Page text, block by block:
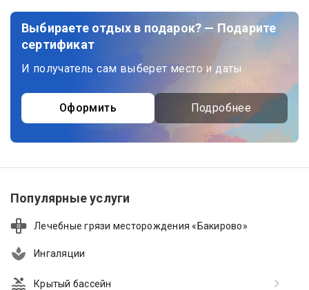
Выбираете отдых в подарок? — Подарите
сертификат
И получатель сам выберет место и даты
Оформить Подробнее
Популярные услуги
Лечебные грязи месторождения «Бакирово»
Ингаляции
Крытый бассейн